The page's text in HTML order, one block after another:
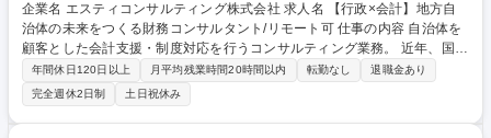
企業名 エスティコンサルティング株式会社 求人名 【行政×会計】地方自
治体の未来をつくる財務コンサルタント/リモート可 仕事の内容 自治体を
顧客とした会計支援・制度対応を行うコンサルティング業務。 近年、国の
制度変更等により需要が高まっている分野であり、地方創生の一端を担う
仕事として地域未来をつくっていくやりがいのある仕事です。 ・地方自治
体の公会計財務書類作成及び分析支援、固定資産台帳更新支援 ・予算編成
や将来計画に対する提案 ・セミナー開催等の業務 ・地方公営企業（水道
年間休日120日以上 月平均残業時間20時間以内 転勤なし
退職金あり
完全週休2日制
土日祝休み